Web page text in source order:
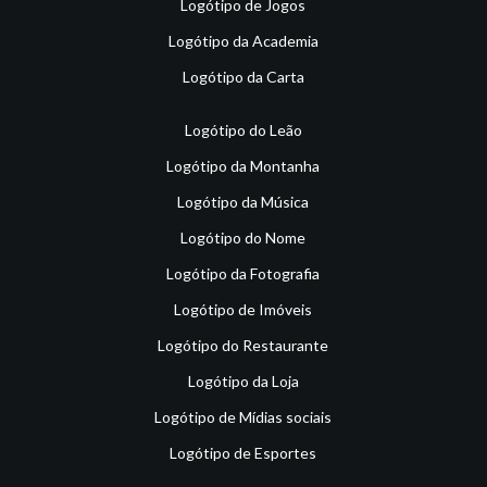
Logótipo de Jogos
Logótipo da Academia
Logótipo da Carta
Logótipo do Leão
Logótipo da Montanha
Logótipo da Música
Logótipo do Nome
Logótipo da Fotografia
Logótipo de Imóveis
Logótipo do Restaurante
Logótipo da Loja
Logótipo de Mídias sociais
Logótipo de Esportes